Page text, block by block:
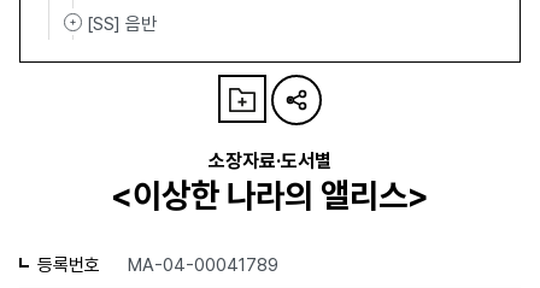
[SS] 음반
소장자료·도서별
<이상한 나라의 앨리스>
등록번호 MA-04-00041789